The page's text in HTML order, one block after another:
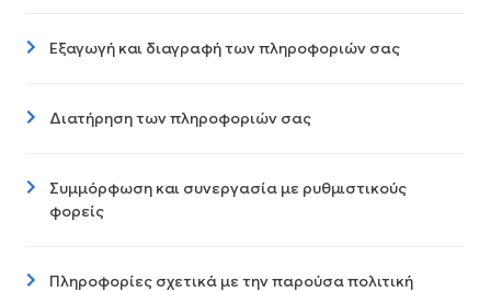
Εξαγωγή και διαγραφή των πληροφοριών σας
Διατήρηση των πληροφοριών σας
Συμμόρφωση και συνεργασία με ρυθμιστικούς
φορείς
Πληροφορίες σχετικά με την παρούσα πολιτική